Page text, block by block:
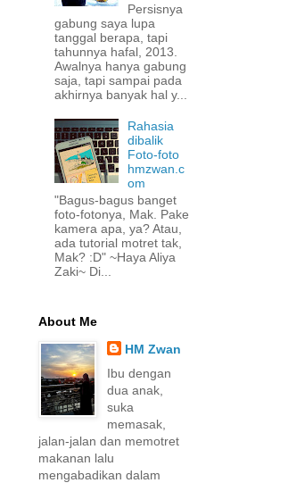
Persisnya
gabung saya lupa
tanggal berapa, tapi
tahunnya hafal, 2013.
Awalnya hanya gabung
saja, tapi sampai pada
akhirnya banyak hal y...
Rahasia
dibalik
Foto-foto
hmzwan.c
om
"Bagus-bagus banget
foto-fotonya, Mak. Pake
kamera apa, ya? Atau,
ada tutorial motret tak,
Mak? :D" ~Haya Aliya
Zaki~ Di...
About Me
HM Zwan
Ibu dengan
dua anak,
suka
memasak,
jalan-jalan dan memotret
makanan lalu
mengabadikan dalam